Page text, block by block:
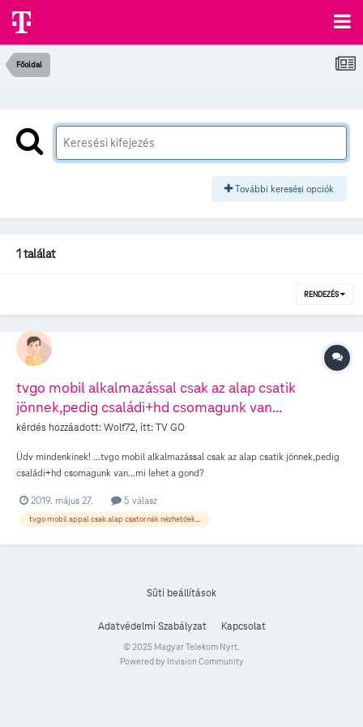
Főoldal
További keresési opciók
1 találat
RENDEZÉS
tvgo mobil alkalmazással csak az alap csatik
jönnek,pedig családi+hd csomagunk van...
kérdés hozzáadott:Wolf72, itt:TV GO
Üdv mindenkinek! ...tvgo mobil alkalmazással csak az alap csatik jönnek,pedig
családi+hd csomagunk van...mi lehet a gond?
2019. május 27. 5 válasz
tvgo mobil appal csak alap csatornák nézhetőek...
Süti beállítások
Adatvédelmi Szabályzat Kapcsolat
© 2025 Magyar Telekom Nyrt.
Powered by Invision Community